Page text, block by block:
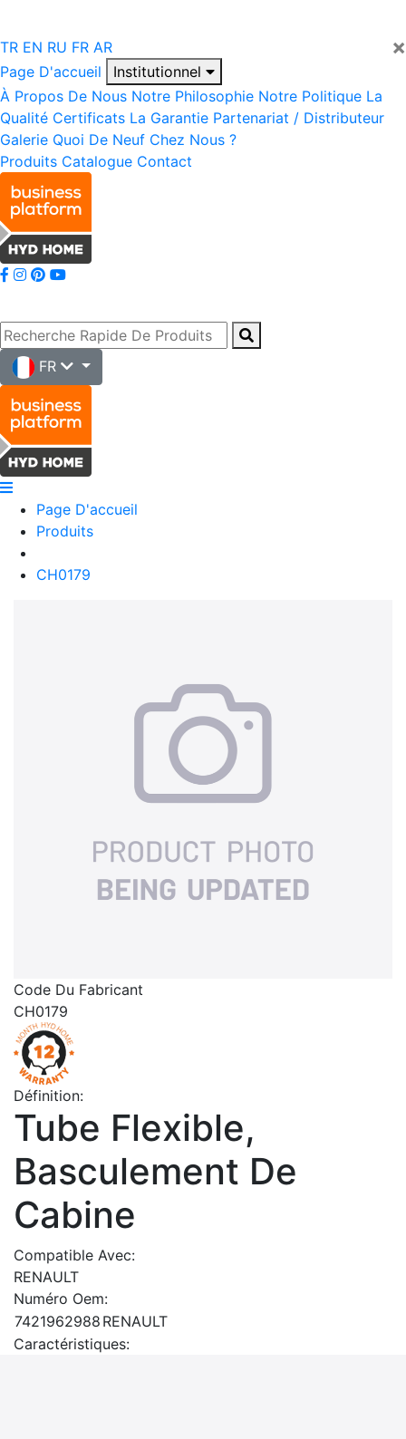
×
TR EN RU FR AR
Page D'accueil
Institutionnel
À Propos De Nous Notre Philosophie Notre Politique La
Qualité Certificats La Garantie Partenariat / Distributeur
Galerie Quoi De Neuf Chez Nous ?
Produits Catalogue Contact
FR
Page D'accueil
Produits
CH0179
Code Du Fabricant
CH0179
Définition:
Tube Flexible,
Basculement De
Cabine
Compatible Avec:
RENAULT
Numéro Oem:
7421962988 RENAULT
Caractéristiques: